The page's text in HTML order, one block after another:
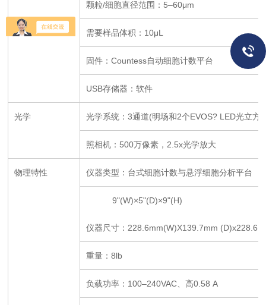
颗粒/细胞直径范围： 5–60μm
需要样品体积： 10μL
固件：Countess自动细胞计数平台
USB存储器：软件
光学 光学系统：3通道(明场和2个EVOS? LED光立方
照相机： 500万像素， 2.5x光学放大
物理特性 仪器类型：台式细胞计数与悬浮细胞分析平台
9"(W)×5"(D)×9"(H)
仪器尺寸： 228.6mm(W)X139.7mm (D)x228.6
重量：8lb
负载功率： 100–240VAC 、高0.58 A